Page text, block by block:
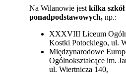
Na Wilanowie jestkilka szkół
ponadpodstawowych, np.:
XXXVIII Liceum
Kostki Potockiego, ul.
Międzynarodowe
Ogólnokształcące im.
ul. Wiertnicza 140,